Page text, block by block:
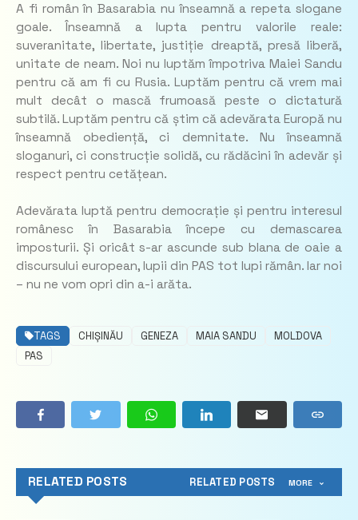
A fi român în Basarabia nu înseamnă a repeta slogane
goale. Înseamnă a lupta pentru valorile reale:
suveranitate, libertate, justiție dreaptă, presă liberă,
unitate de neam. Noi nu luptăm împotriva Maiei Sandu
pentru că am fi cu Rusia. Luptăm pentru că vrem mai
mult decât o mască frumoasă peste o dictatură
subtilă. Luptăm pentru că știm că adevărata Europă nu
înseamnă obediență, ci demnitate. Nu înseamnă
sloganuri, ci construcție solidă, cu rădăcini în adevăr și
respect pentru cetățean.
Adevărata luptă pentru democrație și pentru interesul
românesc în Basarabia începe cu demascarea
imposturii. Și oricât s-ar ascunde sub blana de oaie a
discursului european, lupii din PAS tot lupi rămân. Iar noi
– nu ne vom opri din a-i arăta.
TAGS CHIȘINĂU GENEZA MAIA SANDU
MOLDOVA
PAS
RELATED POSTS RELATED POSTS MORE